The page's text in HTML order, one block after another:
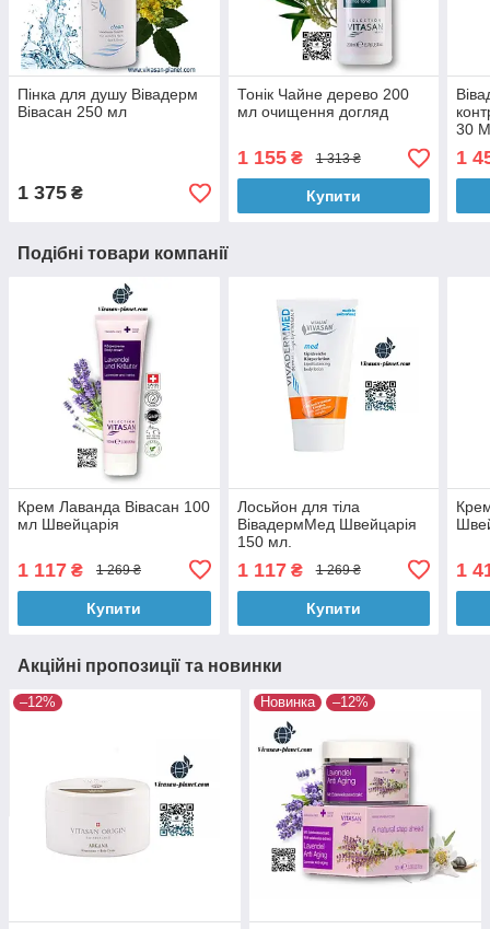
Пінка для душу Вівадерм
Вівасан 250 мл
1 375 ₴
Тонік Чайне дерево 200
мл очищення догляд
1 155₴ 1 313 ₴
Купити
30
1
Подібні товари компанії
Крем Лаванда Вівасан 100
мл Швейцарія
1 117 ₴ 1 269 ₴
Купити
Лосьйон для тіла
ВівадермМед Швейцарія
150 мл.
1 117₴ 1 269 ₴
Купити
1
Акційні пропозиції та новинки
–12% Новинка –12%